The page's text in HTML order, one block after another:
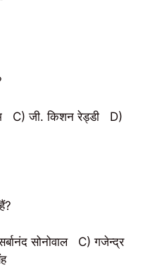
C) जी. किशन रेड्डी D)
सोनोवाल C) गजेन्द्र